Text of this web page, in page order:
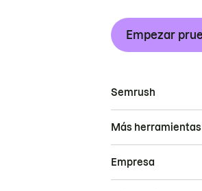
Empezar
Semrush
Más herramientas
Empresa